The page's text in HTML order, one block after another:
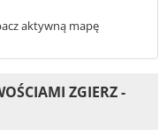
aktywną mapę
ZGIERZ -